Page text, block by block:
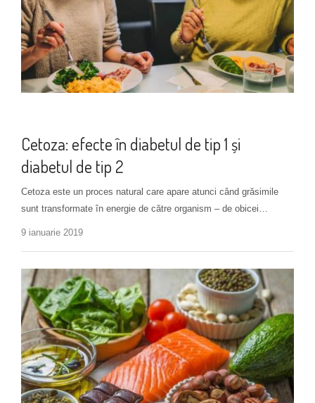
Cetoza: efecte în diabetul de tip 1 și
diabetul de tip 2
Cetoza este un proces natural care apare atunci când grăsimile
sunt transformate în energie de către organism – de obicei…
9 ianuarie 2019